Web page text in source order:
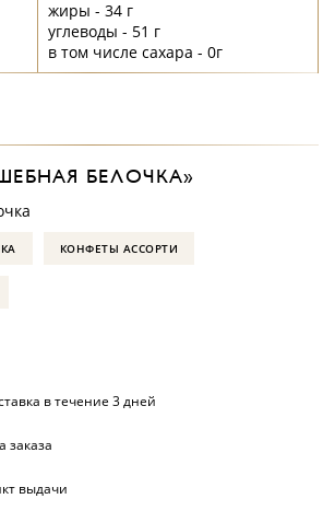
жиры - 34 г
углеводы - 51 г
в том числе сахара - 0г
БЕЛОЧКА»
КОНФЕТЫ АССОРТИ
в течение 3 дней
заказа
выдачи